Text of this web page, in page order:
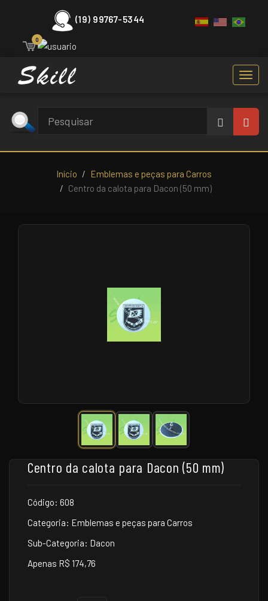
(19) 99767-5344
0
Início
Emblemas e peças para Carros
Centro da calota para Dacon (50 mm)
Centro da calota para Dacon (50 mm)
Código: 608
Categoria: Emblemas e peças para Carros
Sub-Categoria: Dacon
Apenas R$ 174,76